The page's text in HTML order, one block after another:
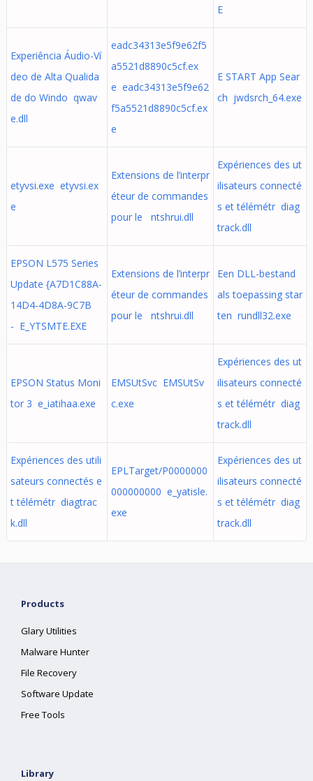
E
Experiência Áudio-Ví
deo de Alta Qualida
de do Windo qwav
e.dll
eadc34313e5f9e62f5
a5521d8890c5cf.ex
e eadc34313e5f9e62
f5a5521d8890c5cf.ex
e
E START App Sear
ch jwdsrch_64.exe
etyvsi.exe etyvsi.ex
e
Extensions de l’interpr
éteur de commandes
pour le ntshrui.dll
Expériences des ut
ilisateurs connecté
s et télémétr diag
track.dll
EPSON L575 Series
Update {A7D1C88A-
14D4-4D8A-9C7B
- E_YTSMTE.EXE
Extensions de l’interpr
éteur de commandes
pour le ntshrui.dll
Een DLL-bestand
als toepassing star
ten rundll32.exe
EPSON Status Moni
tor 3 e_iatihaa.exe
EMSUtSvc EMSUtSv
c.exe
Expériences des ut
ilisateurs connecté
s et télémétr diag
track.dll
Expériences des utili
sateurs connectés e
t télémétr diagtrac
k.dll
EPLTarget/P0000000
000000000 e_yatisle.
exe
Expériences des ut
ilisateurs connecté
s et télémétr diag
track.dll
Products
Glary Utilities
Malware Hunter
File Recovery
Software Update
Free Tools
Library